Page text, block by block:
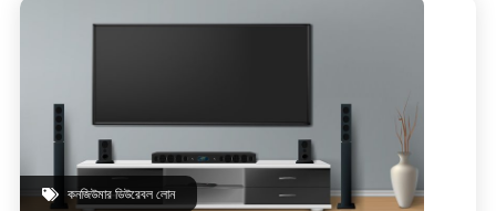
কনজিউমার ডিউরেবল লোন